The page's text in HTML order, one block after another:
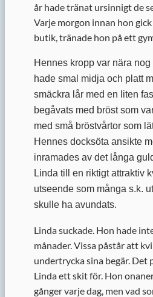
år hade tränat ursinnigt de
Varje morgon innan hon
butik, tränade hon på ett
Hennes kropp var nära
hade smal midja och platt
smäckra lår med en liten
begåvats med bröst som
med små bröstvårtor som
Hennes docksöta ansikte
inramades av det långa
Linda till en riktigt attraktiv
utseende som många s.k.
skulle ha avundats.
Linda suckade. Hon hade
månader. Vissa påstår att
undertrycka sina begär. Det
Linda ett skit för. Hon
gånger varje dag, men vad